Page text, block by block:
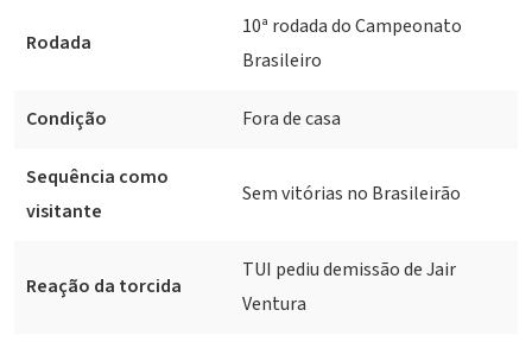
Rodada
10ª rodada do Campeonato
Brasileiro
Condição Fora de casa
Sequência como
visitante
Sem vitórias no Brasileirão
Reação da torcida
TUI pediu demissão de Jair
Ventura